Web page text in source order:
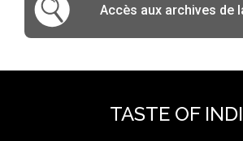
Accès aux archives de
TASTE OF